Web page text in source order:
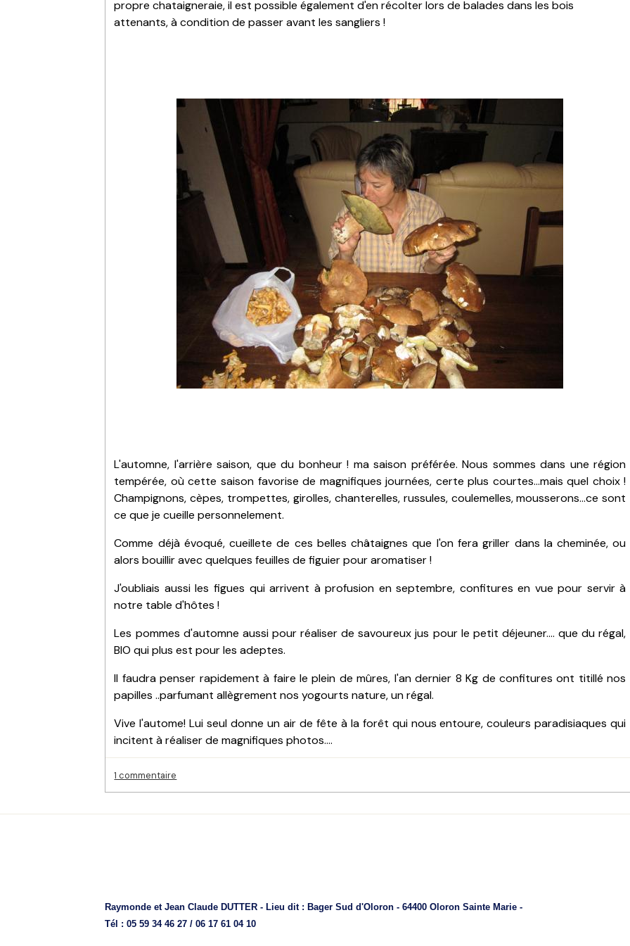
propre chataigneraie, il est possible également d'en récolter lors de balades dans les bois
attenants, à condition de passer avant les sangliers !
L'automne, l'arrière saison, que du bonheur ! ma saison préférée. Nous sommes dans une région
tempérée, où cette saison favorise de magnifiques journées, certe plus courtes...mais quel choix !
Champignons, cèpes, trompettes, girolles, chanterelles, russules, coulemelles, mousserons...ce sont
ce que je cueille personnelement.
Comme déjà évoqué, cueillete de ces belles châtaignes que l'on fera griller dans la cheminée, ou
alors bouillir avec quelques feuilles de figuier pour aromatiser !
J'oubliais aussi les figues qui arrivent à profusion en septembre, confitures en vue pour servir à
notre table d'hôtes !
Les pommes d'automne aussi pour réaliser de savoureux jus pour le petit déjeuner.... que du régal,
BIO qui plus est pour les adeptes.
Il faudra penser rapidement à faire le plein de mûres, l'an dernier 8 Kg de confitures ont titillé nos
papilles ..parfumant allègrement nos yogourts nature, un régal.
Vive l'autome! Lui seul donne un air de fête à la forêt qui nous entoure, couleurs paradisiaques qui
incitent à réaliser de magnifiques photos....
1 commentaire
Vous rêvez d'un
Raymonde et Jean Claude DUTTER - Lieu dit : Bager Sud d'Oloron - 64400 Oloron Sainte Marie -
Tél : 05 59 34 46 27 / 06 17 61 04 10